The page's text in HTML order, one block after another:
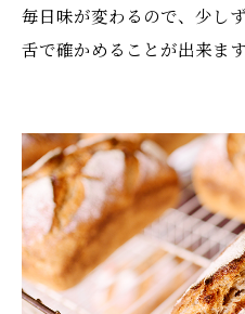
毎日味が変わるので、少し
舌で確かめることが出来ます